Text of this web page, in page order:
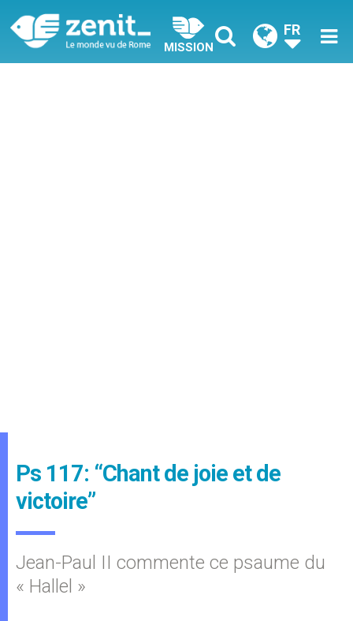
MISSION
FR
Ps 117: “Chant de joie et de
victoire”
Jean-Paul II commente ce psaume du
« Hallel »